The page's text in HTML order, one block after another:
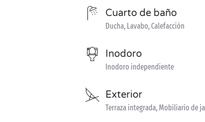
Cuarto de baño
Ducha, Lavabo, Calefacción
Inodoro
Inodoro independiente
Exterior
Terraza integrada, Mobiliario de